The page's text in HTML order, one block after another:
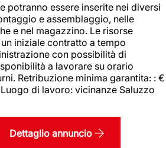
potranno essere inserite nei diversi
e assemblaggio, nelle
e nel magazzino. Le risorse
iniziale contratto a tempo
con possibilità di
a lavorare su orario
Retribuzione minima garantita: : €
di lavoro: vicinanze Saluzzo
Dettaglio annuncio